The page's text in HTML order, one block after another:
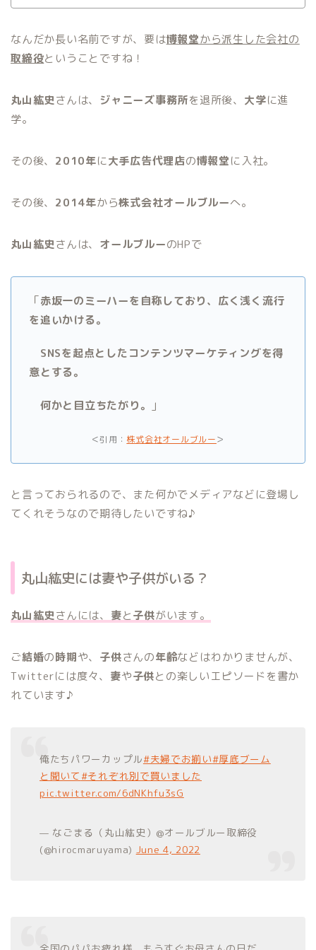
なんだか長い名前ですが、要は博報堂から派生した会社の
取締役ということですね！
丸山紘史さんは、 ジャニーズ事務所を退所後、 大学に進
学。
その後、 2010年に大手広告代理店の博報堂に入社。
その後、 2014年から株式会社オールブルーへ。
丸山紘史さんは、 オールブルーのHPで
「赤坂一のミーハーを自称しており、広く浅く流行
を追いかける。
SNSを起点としたコンテンツマーケティングを得
意とする。
何かと目立ちたがり。 」
<引用： 株式会社オールブルー>
と言っておられるので、また何かでメディアなどに登場し
てくれそうなので期待したいですね♪
丸山紘史には妻や子供がいる？
丸山紘史さんには、 妻と子供がいます。
ご結婚の時期や、 子供さんの年齢などはわかりませんが、
Twitterには度々、 妻や子供との楽しいエピソードを書か
れています♪
俺たちパワーカップル#夫婦でお揃い#厚底ブーム
と聞いて#それぞれ別で買いました
pic.twitter.com/6dNKhfu3sG
— なごまる（丸山紘史）@オールブルー取締役
(@hirocmaruyama) June 4, 2022